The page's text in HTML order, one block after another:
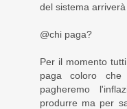
del sistema
@chi paga?
Per il momento
paga coloro che
pagheremo
produrre ma per